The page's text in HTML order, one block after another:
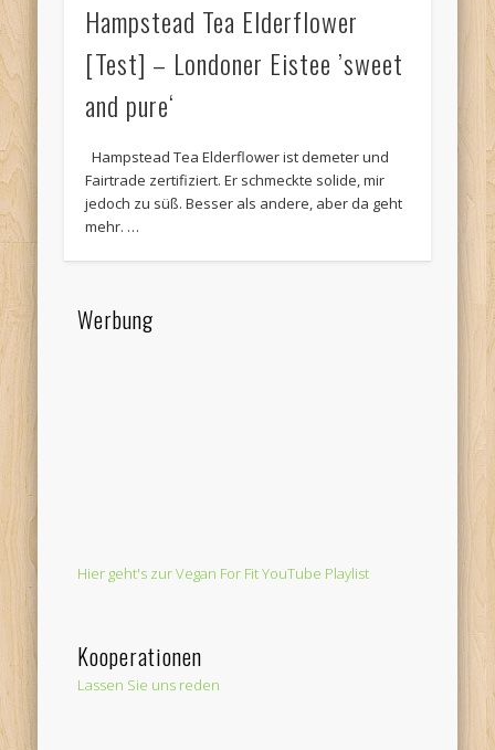
Hampstead Tea Elderflower
[Test] – Londoner Eistee ’sweet
and pure‘
Hampstead Tea Elderflower ist demeter und
Fairtrade zertifiziert. Er schmeckte solide, mir
jedoch zu süß. Besser als andere, aber da geht
mehr. …
Werbung
Hier geht's zur Vegan For Fit YouTube Playlist
Kooperationen
Lassen Sie uns reden